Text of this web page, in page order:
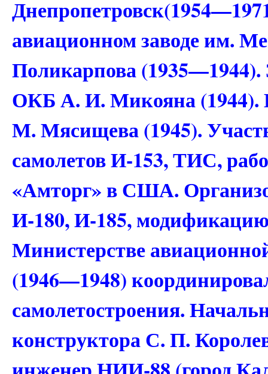
авиационном заводе им.
Поликарпова (1935—1944).
ОКБ А. И. Микояна
М. Мясищева (1945).
самолетов И-153, ТИС,
«Амторг» в США.
И-180, И-185,
Министерстве
(1946—1948)
самолетостроения.
конструктора С. П.